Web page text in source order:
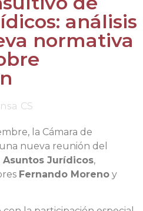
análisis
normativa
CS
la Cámara de
nueva reunión del
Jurídicos,
Fernando Moreno y